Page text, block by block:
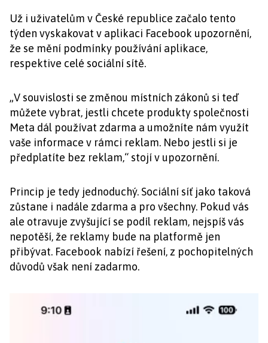
Už i uživatelům v České republice začalo tento
týden vyskakovat v aplikaci Facebook upozornění,
že se mění podmínky používání aplikace,
respektive celé sociální sítě.
„V souvislosti se změnou místních zákonů si teď
můžete vybrat, jestli chcete produkty společnosti
Meta dál používat zdarma a umožníte nám využít
vaše informace v rámci reklam. Nebo jestli si je
předplatíte bez reklam,“ stojí v upozornění.
Princip je tedy jednoduchý. Sociální síť jako taková
zůstane i nadále zdarma a pro všechny. Pokud vás
ale otravuje zvyšující se podíl reklam, nejspíš vás
nepotěší, že reklamy bude na platformě jen
přibývat. Facebook nabízí řešení, z pochopitelných
důvodů však není zadarmo.